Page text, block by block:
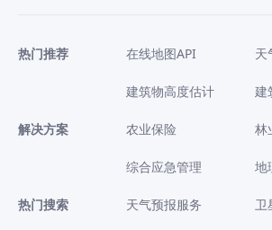
热门推荐 在线地图API 天
建筑物高度估计 建
解决方案 农业保险 林
综合应急管理 地
热门搜索 天气预报服务 卫